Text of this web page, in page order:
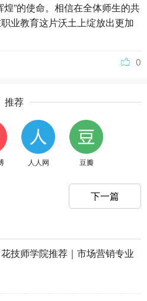
”的使命。相信在全体师生的共
业教育这片沃土上绽放出更加
0
推荐
人人网 豆瓣
下一篇
技师学院推荐｜市场营销专业